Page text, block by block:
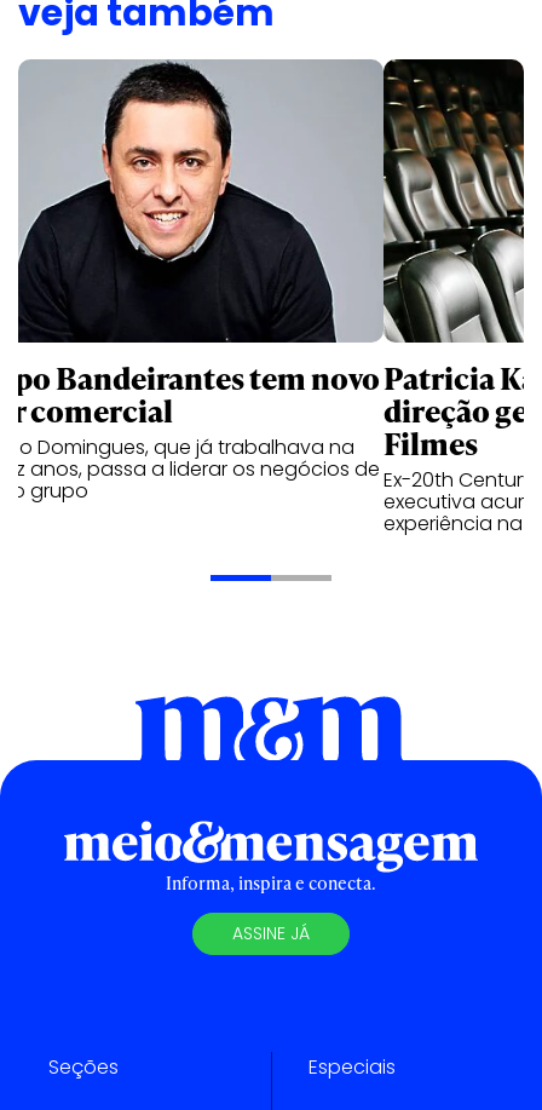
veja também
Bandeirantes tem novo
comercial
Domingues, que já trabalhava na
anos, passa a liderar os negócios de
o grupo
Patricia
direção
Filmes
Ex-20th Century
executiva
experiência na
Informa, inspira e conecta.
ASSINE JÁ
Seções Especiais